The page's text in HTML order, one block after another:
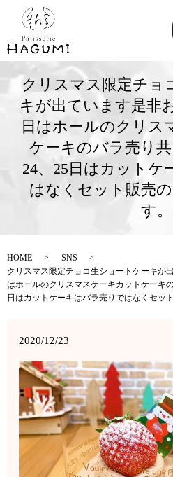
クリスマス限定チョ
キが出ています是非
日はホールのクリス
ケーキのバラ売り
24、25日はカットケ
はなくセット販売
す。
HOME
SNS
クリスマス限定チョコ生ショートケーキが
はホールのクリスマスケーキカットケーキ
日はカットケーキはバラ売りではなくセッ
2020/12/23